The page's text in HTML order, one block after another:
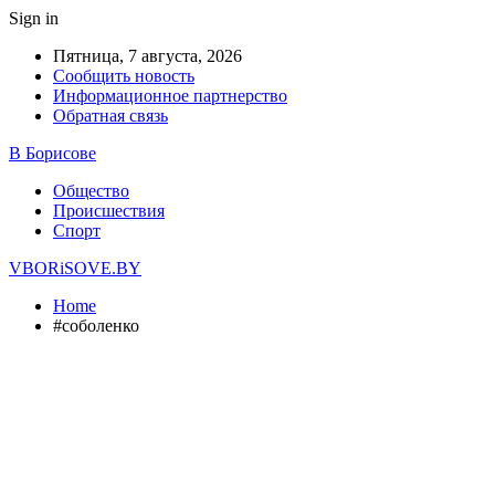
Sign in
Пятница, 7 августа, 2026
Сообщить новость
Информационное партнерство
Обратная связь
В Борисове
Общество
Происшествия
Спорт
VBORiSOVE.BY
Home
#соболенко